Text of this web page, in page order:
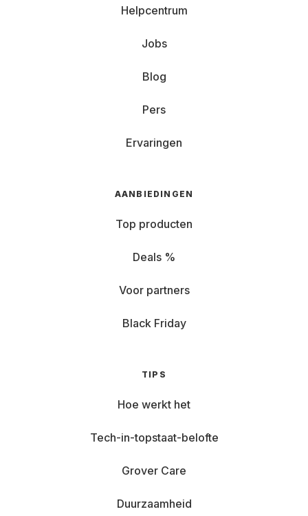
Helpcentrum
Jobs
Blog
Pers
Ervaringen
AANBIEDINGEN
Top producten
Deals %
Voor partners
Black Friday
TIPS
Hoe werkt het
Tech-in-topstaat-belofte
Grover Care
Duurzaamheid